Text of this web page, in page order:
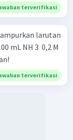
terverifikasi
larutan
mL NH 3 ​ 0,2 M
terverifikasi